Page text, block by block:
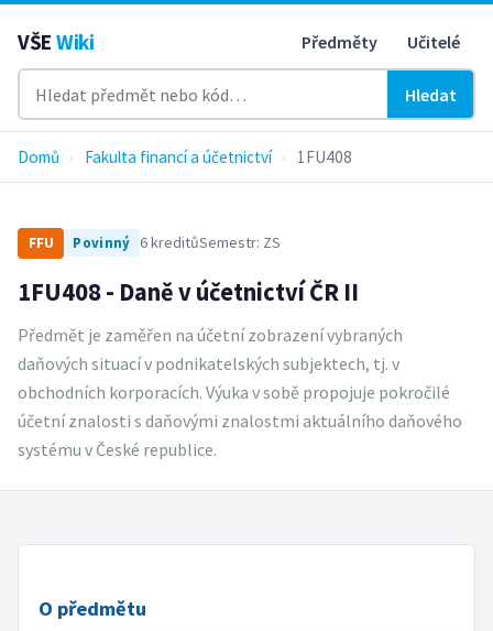
VŠE Wiki Předměty Učitelé
Hledat
Domů › Fakulta financí a účetnictví › 1FU408
FFU Povinný 6 kreditůSemestr: ZS
1FU408 - Daně v účetnictví ČR II
Předmět je zaměřen na účetní zobrazení vybraných
daňových situací v podnikatelských subjektech, tj. v
obchodních korporacích. Výuka v sobě propojuje pokročilé
účetní znalosti s daňovými znalostmi aktuálního daňového
systému v České republice.
O předmětu